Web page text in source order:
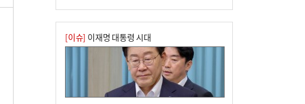
[이슈] 이재명 대통령 시대